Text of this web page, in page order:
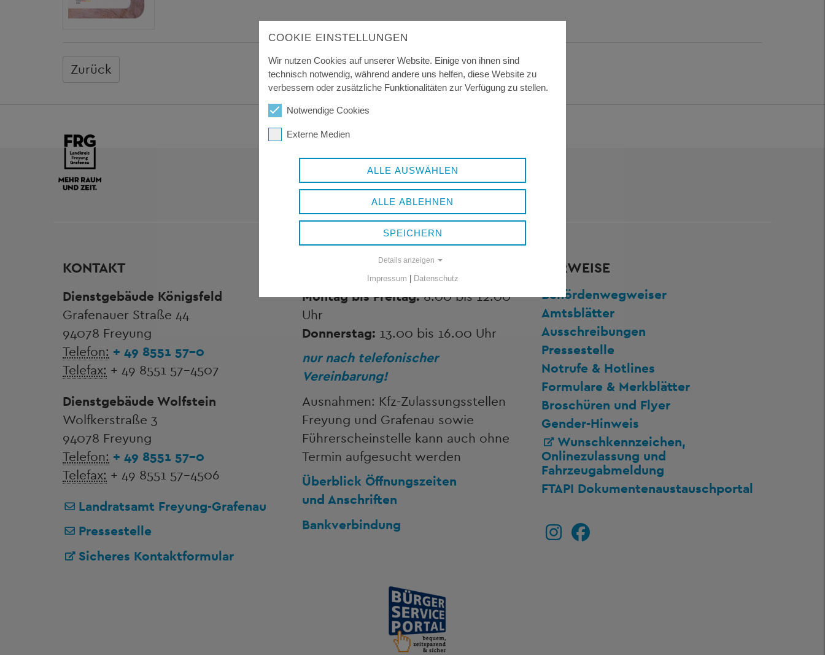
Zurück
KONTAKT
Dienstgebäude Königsfeld
Grafenauer Straße 44
94078 Freyung
Telefon: + 49 8551 57-0
Telefax: + 49 8551 57-4507
Dienstgebäude Wolfstein
Wolfkerstraße 3
94078 Freyung
Telefon: + 49 8551 57-0
Telefax: + 49 8551 57-4506
Landratsamt Freyung-Grafenau
Pressestelle
Sicheres Kontaktformular
ÖFFNUNGSZEITEN
Montag bis Freitag:8.00 bis 12.00
Uhr
Donnerstag: 13.00 bis 16.00 Uhr
nur nach telefonischer
Vereinbarung!
Ausnahmen: Kfz-Zulassungsstellen
Freyung und Grafenau sowie
Führerscheinstelle kann auch ohne
Termin aufgesucht werden
Überblick Öffnungszeiten
und Anschriften
Bankverbindung
VERWEISE
Behördenwegweiser
Amtsblätter
Ausschreibungen
Pressestelle
Notrufe & Hotlines
Formulare & Merkblätter
Broschüren und Flyer
Gender-Hinweis
Wunschkennzeichen,
Onlinezulassung und
Fahrzeugabmeldung
FTAPI Dokumentenaustauschportal
COOKIE EINSTELLUNGEN
Wir nutzen Cookies auf unserer Website. Einige von ihnen sind
technisch notwendig, während andere uns helfen, diese Website zu
verbessern oder zusätzliche Funktionalitäten zur Verfügung zu stellen.
Notwendige Cookies
Externe Medien
ALLE AUSWÄHLEN
ALLE ABLEHNEN
SPEICHERN
Details anzeigen
Impressum Datenschutz